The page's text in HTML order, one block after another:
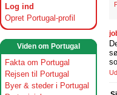
Log ind
Opret Portugal-profil
Viden om Portugal
Fakta om Portugal
Rejsen til Portugal
Byer & steder i Portugal